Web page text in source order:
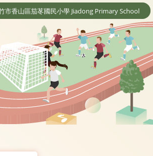
市香山區茄苳國民小學 Jiadong Primary School